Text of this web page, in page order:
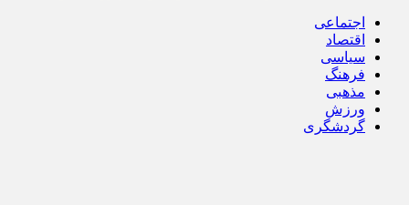
اجتماعی
اقتصاد
سیاسی
فرهنگ
مذهبی
ورزش
گردشگری